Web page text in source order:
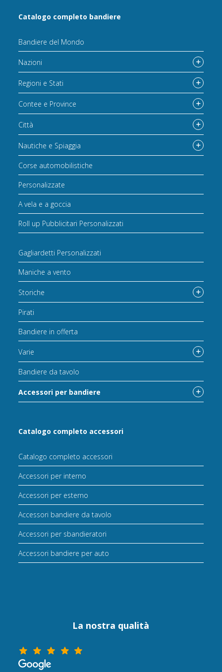
Catalogo completo bandiere
Bandiere del Mondo
Nazioni
Regioni e Stati
Contee e Province
Città
Nautiche e Spiaggia
Corse automobilistiche
Personalizzate
A vela e a goccia
Roll up Pubblicitari Personalizzati
Gagliardetti Personalizzati
Maniche a vento
Storiche
Pirati
Bandiere in offerta
Varie
Bandiere da tavolo
Accessori per bandiere
Catalogo completo accessori
Catalogo completo accessori
Accessori per interno
Accessori per esterno
Accessori bandiere da tavolo
Accessori per sbandieratori
Accessori bandiere per auto
La nostra qualità